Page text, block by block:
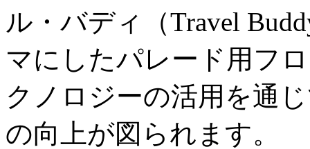
ル・バディ（Travel
マにしたパレード用フ
クノロジーの活用を通
の向上が図られます。